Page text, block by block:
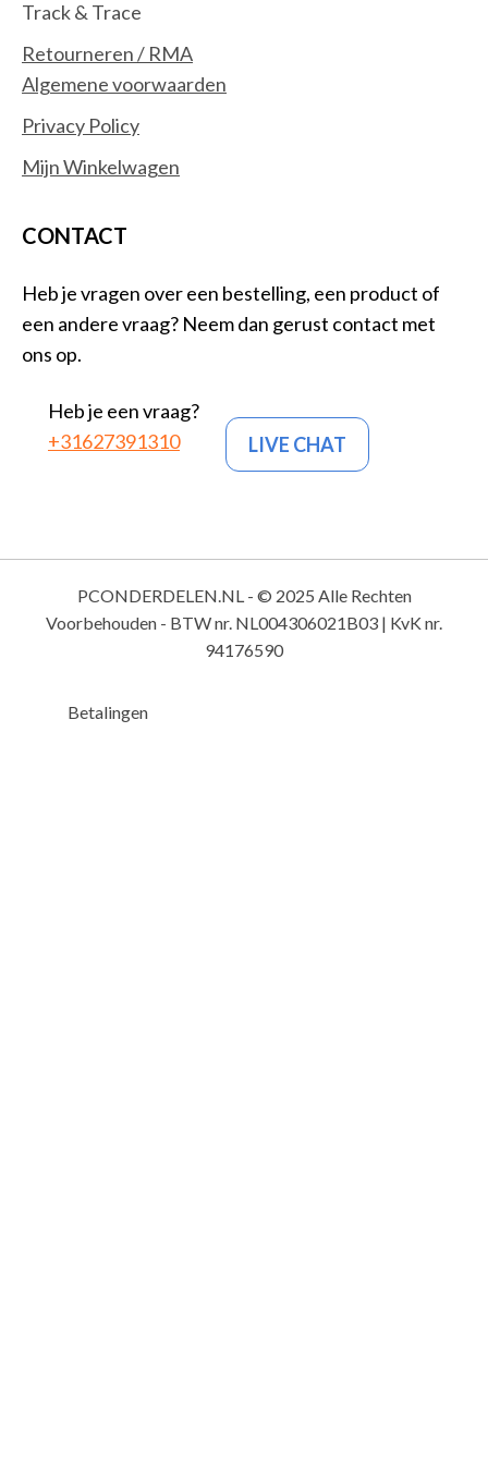
Track & Trace
Retourneren / RMA
Algemene voorwaarden
Privacy Policy
Mijn Winkelwagen
CONTACT
Heb je vragen over een bestelling, een product of
een andere vraag? Neem dan gerust contact met
ons op.
Heb je een vraag?
+31627391310
LIVE CHAT
PCONDERDELEN.NL - © 2025 Alle Rechten
Voorbehouden - BTW nr. NL004306021B03 | KvK nr.
94176590
Betalingen